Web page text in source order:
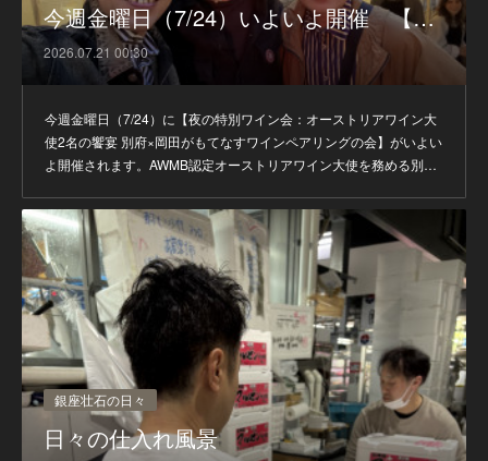
今週金曜日（7/24）いよいよ開催 【…
2026.07.21 00:30
今週金曜日（7/24）に【夜の特別ワイン会：オーストリアワイン大
使2名の饗宴 別府×岡田がもてなすワインペアリングの会】がいよい
よ開催されます。AWMB認定オーストリアワイン大使を務める別…
銀座壮石の日々
日々の仕入れ風景